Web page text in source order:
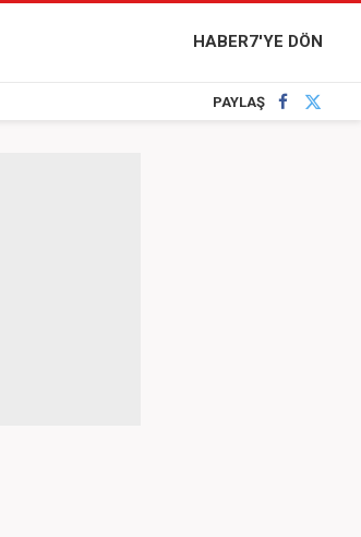
HABER7'YE DÖN
PAYLAŞ